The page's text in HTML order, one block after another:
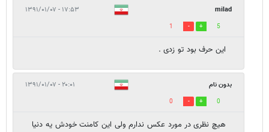
milad ۱۷:۵۳ - ۱۳۹۱/۰۱/۰۷
5
1
این حرف بود تو زدی .
بدون نام ۲۰:۰۱ - ۱۳۹۱/۰۱/۰۷
0
0
هیچ نظری در مورد عکس ندارم ولی این کامنت خودش یه دنیا